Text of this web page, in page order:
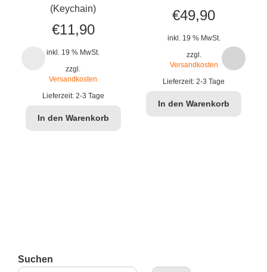
(Keychain)
€11,90
inkl. 19 % MwSt.
zzgl.
Versandkosten
Lieferzeit: 2-3 Tage
In den Warenkorb
€49,90
inkl. 19 % MwSt.
zzgl.
Versandkosten
Lieferzeit:2-3 Tage
In den Warenkorb
Suchen